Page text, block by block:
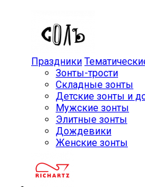
Праздники
Зонты-трости
Складные зонты
Детские зонты и
Мужские зонты
Элитные зонты
Дождевики
Женские зонты